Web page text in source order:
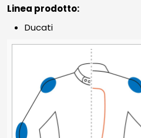
Linea prodotto:
Ducati